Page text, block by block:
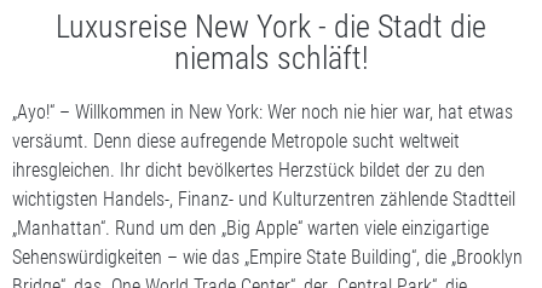
Luxusreise New York - die Stadt die
niemals schläft!
„Ayo!“ – Willkommen in New York: Wer noch nie hier war, hat etwas
versäumt. Denn diese aufregende Metropole sucht weltweit
ihresgleichen. Ihr dicht bevölkertes Herzstück bildet der zu den
wichtigsten Handels-, Finanz- und Kulturzentren zählende Stadtteil
„Manhattan“. Rund um den „Big Apple“ warten viele einzigartige
Sehenswürdigkeiten – wie das „Empire State Building“, die „Brooklyn